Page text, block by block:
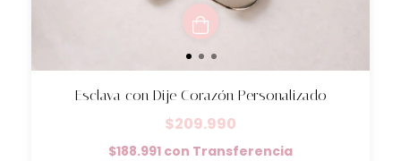
Esclava con Dije Corazón Personalizado
$209.990
$188.991 con Transferencia